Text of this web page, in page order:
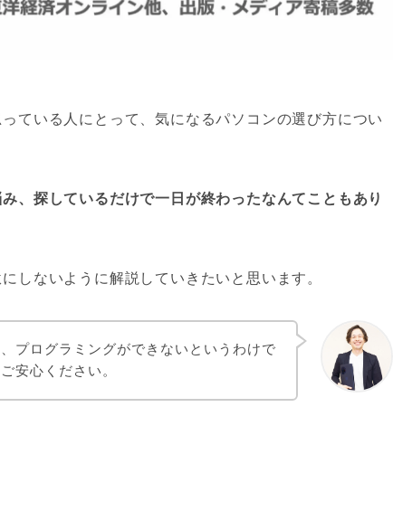
ている人にとって、気になるパソコンの選び方につい
、探しているだけで一日が終わったなんてこともあり
しないように解説していきたいと思います。
プログラミングができないというわけで
安心ください。